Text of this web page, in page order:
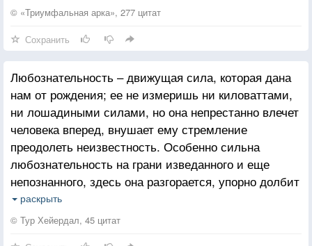
© «Триумфальная арка», 277 цитат
Сохранить
Любознательность – движущая сила, которая дана
нам от рождения; ее не измеришь ни киловаттами,
ни лошадиными силами, но она непрестанно влечет
человека вперед, внушает ему стремление
преодолеть неизвестность. Особенно сильна
любознательность на грани изведанного и еще
непознанного, здесь она разгорается, упорно долбит
преграду, пока не проникнет за нее, а неведомое
непрерывно отходит назад, ведь всезнание
раскрыть
© Тур Хейердал, 45 цитат